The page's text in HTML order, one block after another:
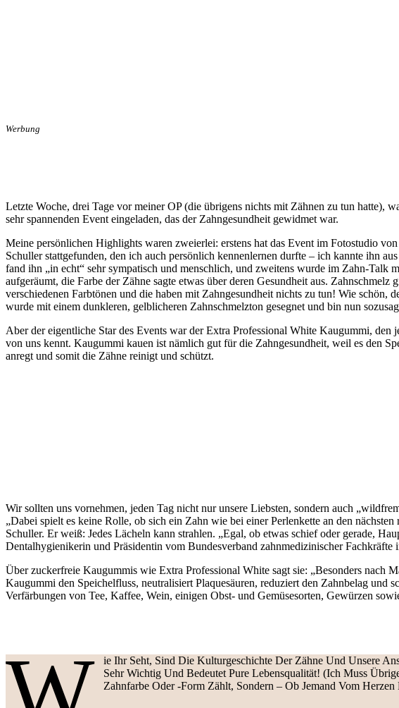
Werbung
Letzte Woche, drei Tage vor meiner OP (die übrigens nichts mit Zähnen zu tun hatte),
sehr spannenden Event eingeladen, das der Zahngesundheit gewidmet war.
Meine persönlichen Highlights waren zweierlei: erstens hat das Event im Fotostudio
Schuller stattgefunden, den ich auch persönlich kennenlernen durfte – ich kannte ihn
fand ihn „in echt“ sehr sympatisch und menschlich, und zweitens wurde im Zahn-Talk
aufgeräumt, die Farbe der Zähne sagte etwas über deren Gesundheit aus. Zahnschmelz
verschiedenen Farbtönen und die haben mit Zahngesundheit nichts zu tun! Wie schön,
wurde mit einem dunkleren, gelblicheren Zahnschmelzton gesegnet und bin nun
Aber der eigentliche Star des Events war der Extra Professional White Kaugummi, den
von uns kennt. Kaugummi kauen ist nämlich gut für die Zahngesundheit, weil es den
anregt und somit die Zähne reinigt und schützt.
Wir sollten uns vornehmen, jeden Tag nicht nur unsere Liebsten, sondern auch
„Dabei spielt es keine Rolle, ob sich ein Zahn wie bei einer Perlenkette an den
Schuller. Er weiß: Jedes Lächeln kann strahlen. „Egal, ob etwas schief oder gerade,
Dentalhygienikerin und Präsidentin vom Bundesverband zahnmedizinischer
Über zuckerfreie Kaugummis wie Extra Professional White sagt sie: „Besonders nach
Kaugummi den Speichelfluss, neutralisiert Plaquesäuren, reduziert den Zahnbelag
Verfärbungen von Tee, Kaffee, Wein, einigen Obst- und Gemüsesorten, Gewürzen
Ie Ihr Seht, Sind Die Kulturgeschichte Der Zähne Und Unsere
Sehr Wichtig Und Bedeutet Pure Lebensqualität! (Ich Muss
Zahnfarbe Oder -form Zählt, Sondern – Ob Jemand Vom Herzen